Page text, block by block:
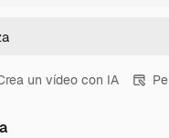
un vídeo con IA